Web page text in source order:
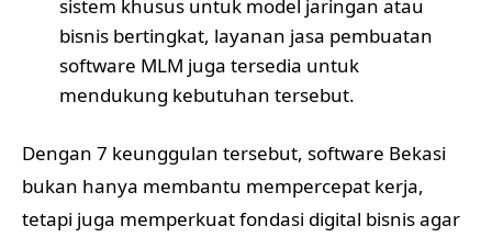
sistem khusus untuk model jaringan atau
bisnis bertingkat, layanan jasa pembuatan
software MLM juga tersedia untuk
mendukung kebutuhan tersebut.
Dengan 7 keunggulan tersebut, software Bekasi
bukan hanya membantu mempercepat kerja,
tetapi juga memperkuat fondasi digital bisnis agar